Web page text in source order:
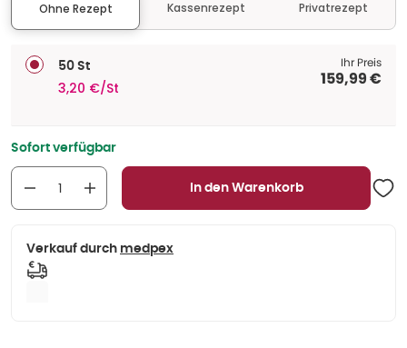
Ohne Rezept Kassenrezept Privatrezept
50 St
3,20 €/St
Ihr Preis
159,99 €
Sofort verfügbar
In den Warenkorb
Verkauf durch medpex